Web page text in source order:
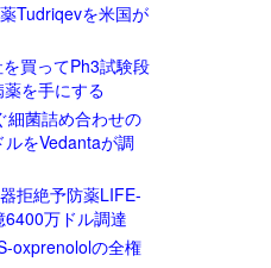
Tudriqevを米国が
買ってPh3試験段
を手にする
細菌詰め合わせの
をVedantaが調
拒絶予防薬LIFE-
万ドル調達
oxprenololの全権